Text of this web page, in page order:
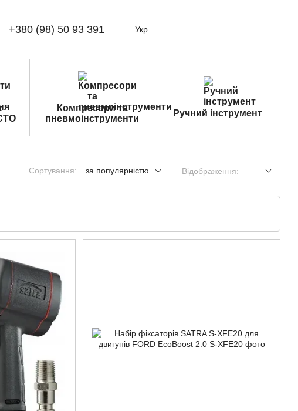
+380 (98) 50 93 391 Укр
Компресори та
пневмоінструменти
Ручний інструмент
Сортування: за популярністю Відображення: